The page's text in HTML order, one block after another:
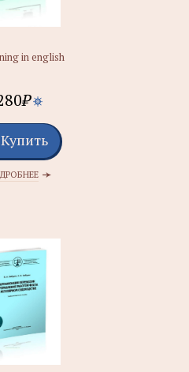
in english
₽
Купить